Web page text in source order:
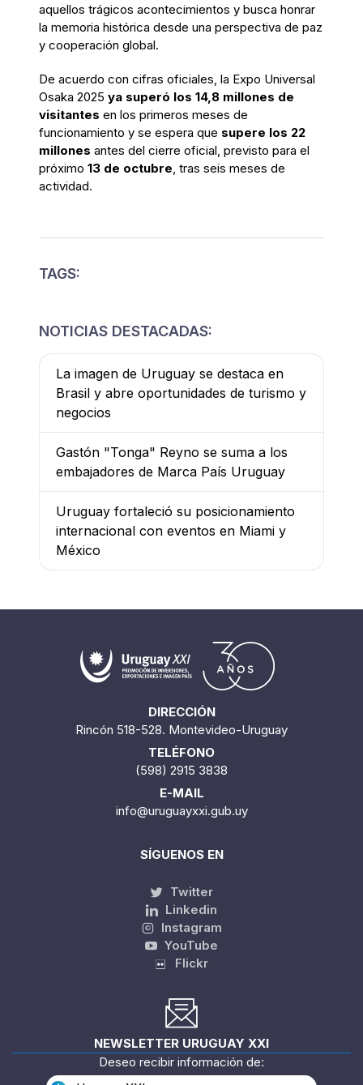
aquellos trágicos acontecimientos y busca honrar
la memoria histórica desde una perspectiva de paz
y cooperación global.
De acuerdo con cifras oficiales, la Expo Universal
Osaka 2025 ya superó los 14,8 millones de
visitantes en los primeros meses de
funcionamiento y se espera que supere los 22
millones antes del cierre oficial, previsto para el
próximo 13 de octubre, tras seis meses de
actividad.
TAGS:
NOTICIAS DESTACADAS:
La imagen de Uruguay se destaca en
Brasil y abre oportunidades de turismo y
negocios
Gastón "Tonga" Reyno se suma a los
embajadores de Marca País Uruguay
Uruguay fortaleció su posicionamiento
internacional con eventos en Miami y
México
DIRECCIÓN
Rincón 518-528. Montevideo-Uruguay
TELÉFONO
(598) 2915 3838
E-MAIL
info@uruguayxxi.gub.uy
SÍGUENOS EN
Twitter
Linkedin
Instagram
YouTube
Flickr
NEWSLETTER URUGUAY XXI
Deseo recibir información de: